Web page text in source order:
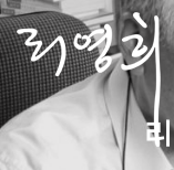
콘
텐
츠
로
바
로